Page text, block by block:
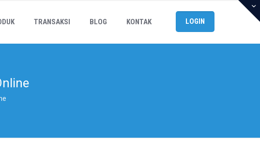
TRANSAKSI BLOG KONTAK LOGIN